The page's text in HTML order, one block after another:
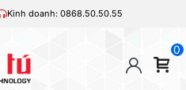
Kinh doanh: 0868.50.50.55
0